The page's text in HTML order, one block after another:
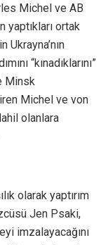
Michel ve AB
yaptıkları ortak
Ukrayna’nın
“kınadıklarını”
Minsk
Michel ve von
olanlara
olarak yaptırım
Jen Psaki,
imzalayacağını